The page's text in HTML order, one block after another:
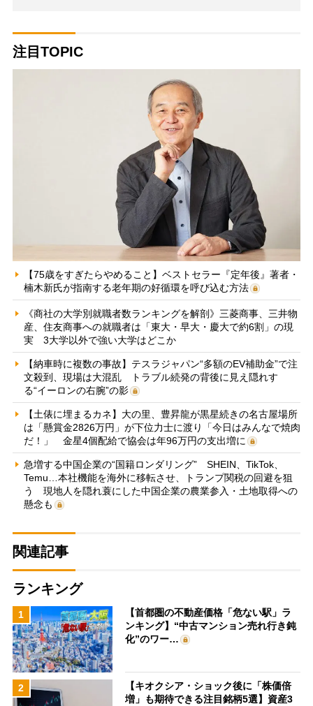
注目TOPIC
【75歳をすぎたらやめること】ベストセラー『定年後』著者・
楠木新氏が指南する老年期の好循環を呼び込む方法
《商社の大学別就職者数ランキングを解剖》三菱商事、三井物
産、住友商事への就職者は「東大・早大・慶大で約6割」の現
実 3大学以外で強い大学はどこか
【納車時に複数の事故】テスラジャパン“多額のEV補助金”で注
文殺到、現場は大混乱 トラブル続発の背後に見え隠れす
る“イーロンの右腕”の影
【土俵に埋まるカネ】大の里、豊昇龍が黒星続きの名古屋場所
は「懸賞金2826万円」が下位力士に渡り「今日はみんなで焼肉
だ！」 金星4個配給で協会は年96万円の支出増に
急増する中国企業の“国籍ロンダリング” SHEIN、TikTok、
Temu…本社機能を海外に移転させ、トランプ関税の回避を狙
う 現地人を隠れ蓑にした中国企業の農業参入・土地取得への
懸念も
関連記事
ランキング
1
【首都圏の不動産価格「危ない駅」ラ
ンキング】“中古マンション売れ行き鈍
化”のワー…
2
【キオクシア・ショック後に「株価倍
増」も期待できる注目銘柄5選】資産3